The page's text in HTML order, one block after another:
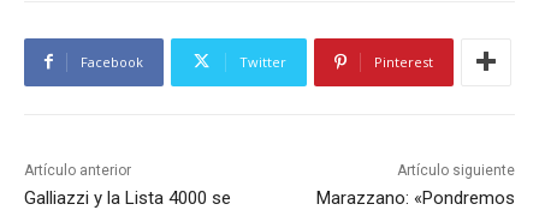
Facebook Twitter Pinterest
Artículo anterior
Galliazzi y la Lista 4000 se
Artículo siguiente
Marazzano: «Pondremos